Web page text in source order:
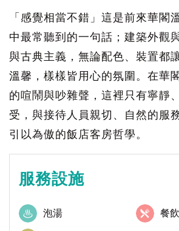
「感覺相當不錯」這是前來華閣
中最常聽到的一句話；建築外觀
與古典主義，無論配色、裝置都
溫馨，樣樣皆用心的氛圍。在華
的喧鬧與吵雜聲，這裡只有寧靜
受，與接待人員親切、自然的服
引以為傲的飯店客房哲學。
服務設施
泡湯 餐飲